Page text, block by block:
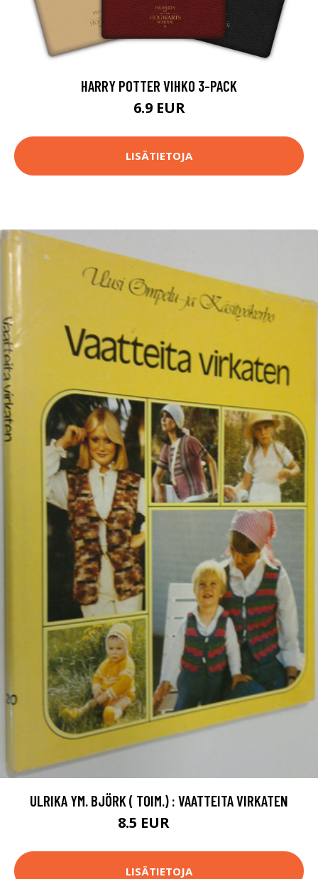
HARRY POTTER VIHKO 3-PACK
6.9 EUR
LISÄTIETOJA
ULRIKA YM. BJÖRK ( TOIM.) : VAATTEITA VIRKATEN
8.5 EUR
LISÄTIETOJA